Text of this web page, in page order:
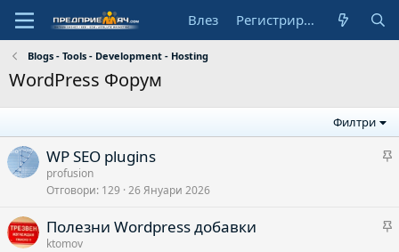
Влез Регистрирай се
Blogs - Tools - Development - Hosting
WordPress Форум
Филтри
В
о
WP SEO plugins
profusion
Отговори 129 26 Януари 2026
В
Полезни Wordpress добавки
ktomov